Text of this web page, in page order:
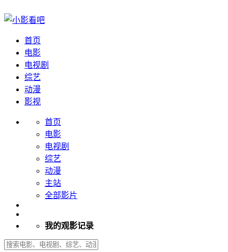
首页
电影
电视剧
综艺
动漫
影视
首页
电影
电视剧
综艺
动漫
主站
全部影片
我的观影记录